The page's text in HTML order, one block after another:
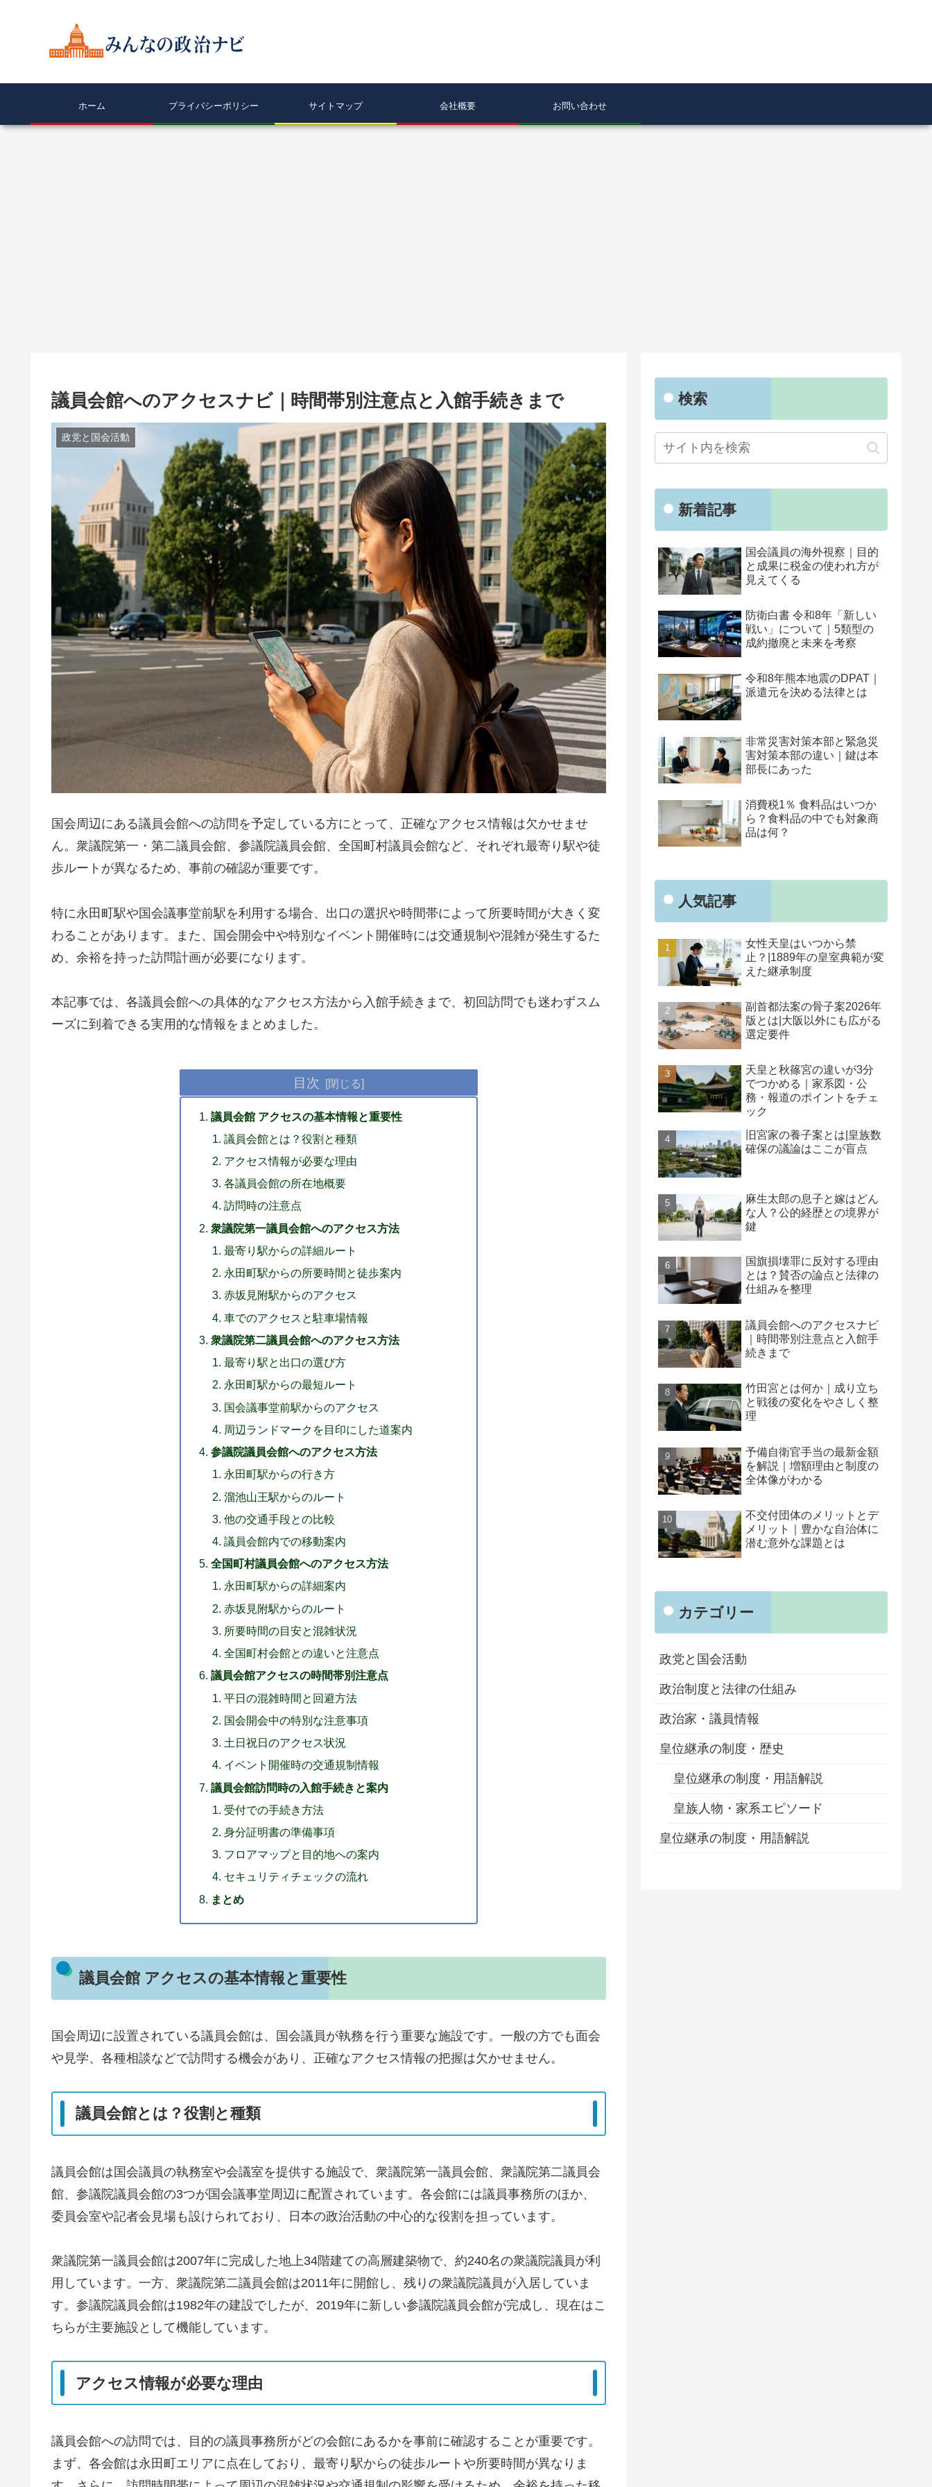
ホーム プライバシーポリシー サイトマップ 会社概要 お問い合わせ
議員会館へのアクセスナビ｜時間帯別注意点と入館手続きまで
政党と国会活動
国会周辺にある議員会館への訪問を予定している方にとって、正確なアクセス情報は欠かせませ
ん。衆議院第一・第二議員会館、参議院議員会館、全国町村議員会館など、それぞれ最寄り駅や徒
歩ルートが異なるため、事前の確認が重要です。
特に永田町駅や国会議事堂前駅を利用する場合、出口の選択や時間帯によって所要時間が大きく変
わることがあります。また、国会開会中や特別なイベント開催時には交通規制や混雑が発生するた
め、余裕を持った訪問計画が必要になります。
本記事では、各議員会館への具体的なアクセス方法から入館手続きまで、初回訪問でも迷わずスム
ーズに到着できる実用的な情報をまとめました。
目次
議員会館 アクセスの基本情報と重要性
議員会館とは？役割と種類
アクセス情報が必要な理由
各議員会館の所在地概要
訪問時の注意点
衆議院第一議員会館へのアクセス方法
最寄り駅からの詳細ルート
永田町駅からの所要時間と徒歩案内
赤坂見附駅からのアクセス
車でのアクセスと駐車場情報
衆議院第二議員会館へのアクセス方法
最寄り駅と出口の選び方
永田町駅からの最短ルート
国会議事堂前駅からのアクセス
周辺ランドマークを目印にした道案内
参議院議員会館へのアクセス方法
永田町駅からの行き方
溜池山王駅からのルート
他の交通手段との比較
議員会館内での移動案内
全国町村議員会館へのアクセス方法
永田町駅からの詳細案内
赤坂見附駅からのルート
所要時間の目安と混雑状況
全国町村会館との違いと注意点
議員会館アクセスの時間帯別注意点
平日の混雑時間と回避方法
国会開会中の特別な注意事項
土日祝日のアクセス状況
イベント開催時の交通規制情報
議員会館訪問時の入館手続きと案内
受付での手続き方法
身分証明書の準備事項
フロアマップと目的地への案内
セキュリティチェックの流れ
まとめ
議員会館 アクセスの基本情報と重要性
国会周辺に設置されている議員会館は、国会議員が執務を行う重要な施設です。一般の方でも面会
や見学、各種相談などで訪問する機会があり、正確なアクセス情報の把握は欠かせません。
議員会館とは？役割と種類
議員会館は国会議員の執務室や会議室を提供する施設で、衆議院第一議員会館、衆議院第二議員会
館、参議院議員会館の3つが国会議事堂周辺に配置されています。各会館には議員事務所のほか、
委員会室や記者会見場も設けられており、日本の政治活動の中心的な役割を担っています。
衆議院第一議員会館は2007年に完成した地上34階建ての高層建築物で、約240名の衆議院議員が利
用しています。一方、衆議院第二議員会館は2011年に開館し、残りの衆議院議員が入居していま
す。参議院議員会館は1982年の建設でしたが、2019年に新しい参議院議員会館が完成し、現在はこ
ちらが主要施設として機能しています。
アクセス情報が必要な理由
議員会館への訪問では、目的の議員事務所がどの会館にあるかを事前に確認することが重要です。
まず、各会館は永田町エリアに点在しており、最寄り駅からの徒歩ルートや所要時間が異なりま
検索
新着記事
国会議員の海外視察｜目的
と成果に税金の使われ方が
見えてくる
防衛白書 令和8年「新しい
戦い」について｜5類型の
成約撤廃と未来を考察
令和8年熊本地震のDPAT｜
派遣元を決める法律とは
非常災害対策本部と緊急災
害対策本部の違い｜鍵は本
部長にあった
消費税1％ 食料品はいつか
ら？食料品の中でも対象商
品は何？
人気記事
女性天皇はいつから禁
止？|1889年の皇室典範が変
えた継承制度
副首都法案の骨子案2026年
版とは|大阪以外にも広がる
選定要件
天皇と秋篠宮の違いが3分
でつかめる｜家系図・公
務・報道のポイントをチェ
ック
旧宮家の養子案とは|皇族数
確保の議論はここが盲点
麻生太郎の息子と嫁はどん
な人？公的経歴との境界が
鍵
国旗損壊罪に反対する理由
とは？賛否の論点と法律の
仕組みを整理
議員会館へのアクセスナビ
｜時間帯別注意点と入館手
続きまで
竹田宮とは何か｜成り立ち
と戦後の変化をやさしく整
理
予備自衛官手当の最新金額
を解説｜増額理由と制度の
全体像がわかる
不交付団体のメリットとデ
メリット｜豊かな自治体に
潜む意外な課題とは
カテゴリー
政党と国会活動
政治制度と法律の仕組み
政治家・議員情報
皇位継承の制度・歴史
皇位継承の制度・用語解説
皇族人物・家系エピソード
皇位継承の制度・用語解説